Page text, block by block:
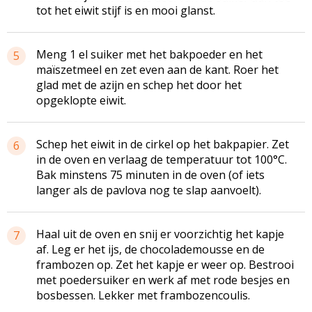
tot het eiwit stijf is en mooi glanst.
5
Meng 1 el suiker met het bakpoeder en het
maïszetmeel en zet even aan de kant. Roer het
glad met de azijn en schep het door het
opgeklopte eiwit.
6
Schep het eiwit in de cirkel op het bakpapier. Zet
in de oven en verlaag de temperatuur tot 100°C.
Bak minstens 75 minuten in de oven (of iets
langer als de pavlova nog te slap aanvoelt).
7
Haal uit de oven en snij er voorzichtig het kapje
af. Leg er het ijs, de chocolademousse en de
frambozen op. Zet het kapje er weer op. Bestrooi
met poedersuiker en werk af met rode besjes en
bosbessen. Lekker met frambozencoulis.